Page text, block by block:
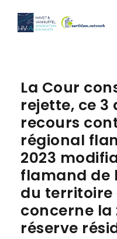
La Cour
rejette, ce 3
recours
régional
2023
flamand de
du territoire
concerne la
réserve